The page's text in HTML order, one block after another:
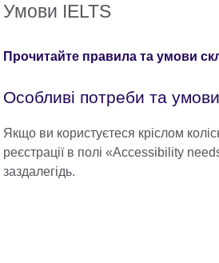
Умови IELTS
Прочитайте правила та умови
Особливі потреби та
Якщо ви користуєтеся кріслом
реєстрації в полі «Accessibility
заздалегідь.